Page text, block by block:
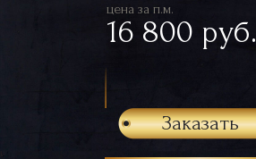
цена за п.м.
16 800 руб.
Заказать